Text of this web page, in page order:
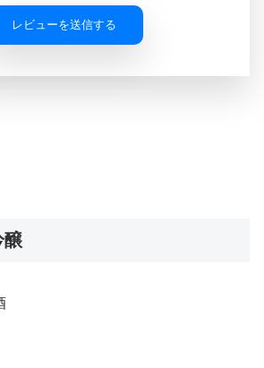
レビューを送信する
醸